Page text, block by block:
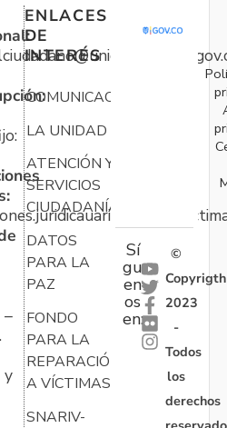
–
y
ENLACES
DE
INTERÉS
COMUNICACIONES
LA UNIDAD
ATENCIÓN Y
SERVICIOS
CIUDADANÍA
DATOS
PARA LA
PAZ
FONDO
PARA LA
REPARACIÓN
A VÍCTIMAS
SNARIV-
Sí
gu
en
os
en:
©
Copyrigth
2023
-
Todos
los
derechos